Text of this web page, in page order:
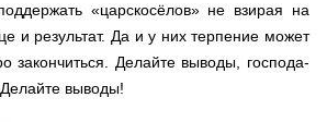
«царскосёлов» не взирая на
и результат. Да и у них терпение может
закончиться. Делайте выводы, господа-
выводы!